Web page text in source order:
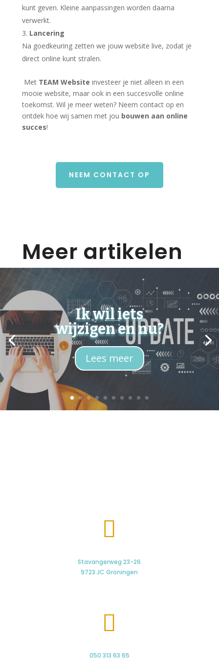
kunt geven. Kleine aanpassingen worden daarna
verwerkt.
Lancering
Na goedkeuring zetten we jouw website live, zodat je
direct online kunt stralen.
Met TEAM Website investeer je niet alleen in een
mooie website, maar ook in een succesvolle online
toekomst. Wil je meer weten? Neem contact op en
ontdek hoe wij samen met jou bouwen aan online
succes!
NEEM CONTACT OP
Meer artikelen
Ik wil iets
wijzigen en nu?
Lees meer

Stavangerweg 23-26
9723 JC Groningen

050 313 63 65